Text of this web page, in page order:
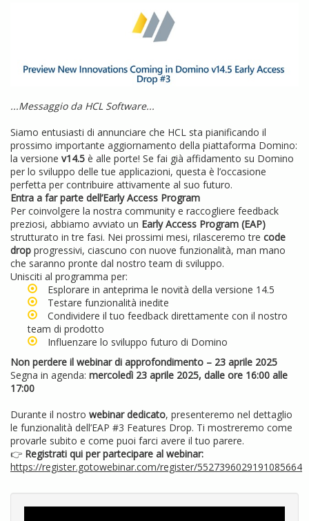
...Messaggio da HCL Software...
Siamo entusiasti di annunciare che HCL sta pianificando il
prossimo importante aggiornamento della piattaforma Domino:
la versione v14.5 è alle porte! Se fai già affidamento su Domino
per lo sviluppo delle tue applicazioni, questa è l’occasione
perfetta per contribuire attivamente al suo futuro.
Entra a far parte dell’Early Access Program
Per coinvolgere la nostra community e raccogliere feedback
preziosi, abbiamo avviato un Early Access Program (EAP)
strutturato in tre fasi. Nei prossimi mesi, rilasceremo tre code
drop progressivi, ciascuno con nuove funzionalità, man mano
che saranno pronte dal nostro team di sviluppo.
Unisciti al programma per:
Esplorare in anteprima le novità della versione 14.5
Testare funzionalità inedite
Condividere il tuo feedback direttamente con il nostro
team di prodotto
Influenzare lo sviluppo futuro di Domino
Non perdere il webinar di approfondimento – 23 aprile 2025
Segna in agenda: mercoledì 23 aprile 2025, dalle ore 16:00 alle
17:00
Durante il nostro webinar dedicato, presenteremo nel dettaglio
le funzionalità dell’EAP #3 Features Drop. Ti mostreremo come
provarle subito e come puoi farci avere il tuo parere.
👉 Registrati qui per partecipare al webinar:
https://register.gotowebinar.com/register/5527396029191085664